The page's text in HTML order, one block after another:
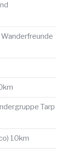
Tarp
10km